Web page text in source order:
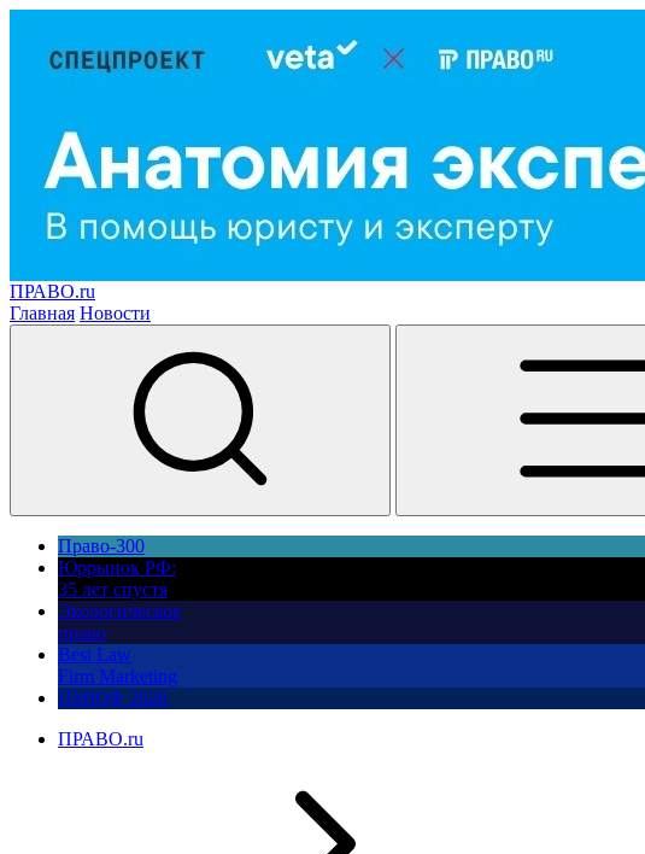
ПРАВО.ru
Главная Новости
Право-300
Юррынок РФ:
35 лет спустя
Экологическое
право
Best Law
Firm Marketing
ПМЮФ 2026
ПРАВО.ru